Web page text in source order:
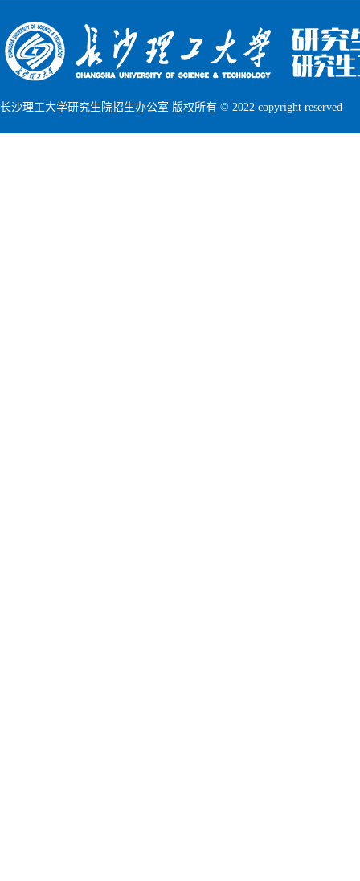
长沙理工大学研究生院招生办公室 版权所有 © 2022 copyright reserved